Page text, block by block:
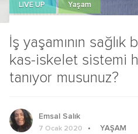
İş yaşamının
kas-iskelet sistemi
tanıyor musunuz?
LIVE UP Yaşam
Emsal Salık
7 Ocak 2020 YAŞAM